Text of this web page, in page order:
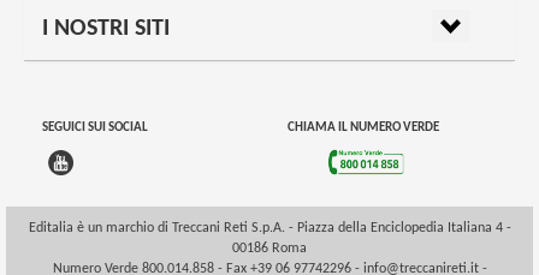
I NOSTRI SITI
SEGUICI SUI SOCIAL CHIAMA IL NUMERO VERDE
Editalia è un marchio di Treccani Reti S.p.A. - Piazza della Enciclopedia Italiana 4 -
00186 Roma
Numero Verde 800.014.858 - Fax +39 06 97742296 - info@treccanireti.it-